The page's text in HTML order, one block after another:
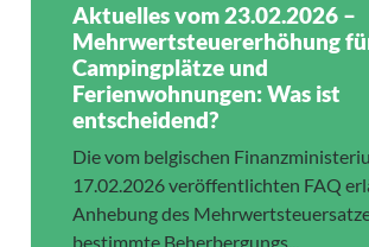
Aktuelles vom 23.02.2026 –
Mehrwertsteuererhöhung
Campingplätze und
Ferienwohnungen: Was ist
entscheidend?
Die vom belgischen
17.02.2026 veröffentlichten FAQ
Anhebung des
bestimmte Beherbergungs...